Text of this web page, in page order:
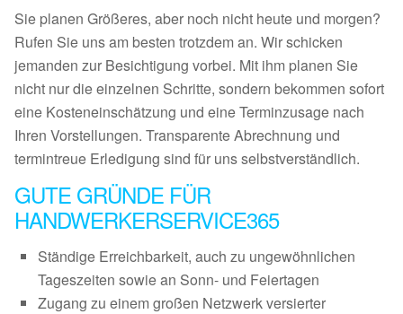
Sie planen Größeres, aber noch nicht heute und morgen?
Rufen Sie uns am besten trotzdem an. Wir schicken
jemanden zur Besichtigung vorbei. Mit ihm planen Sie
nicht nur die einzelnen Schritte, sondern bekommen sofort
eine Kosteneinschätzung und eine Terminzusage nach
Ihren Vorstellungen. Transparente Abrechnung und
termintreue Erledigung sind für uns selbstverständlich.
GUTE GRÜNDE FÜR
HANDWERKERSERVICE365
Ständige Erreichbarkeit, auch zu ungewöhnlichen
Tageszeiten sowie an Sonn- und Feiertagen
Zugang zu einem großen Netzwerk versierter